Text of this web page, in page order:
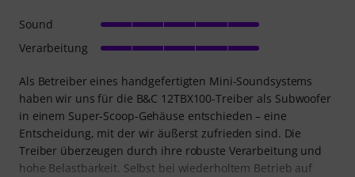
Als Betreiber eines handgefertigten Mini-Soundsystems
haben wir uns für die B&C 12TBX100-Treiber als Subwoofer
in einem Super-Scoop-Gehäuse entschieden – eine
Entscheidung, mit der wir äußerst zufrieden sind. Die
Treiber überzeugen durch ihre robuste Verarbeitung und
hohe Belastbarkeit. Selbst bei wiederholtem Betrieb auf
Sound
Verarbeitung